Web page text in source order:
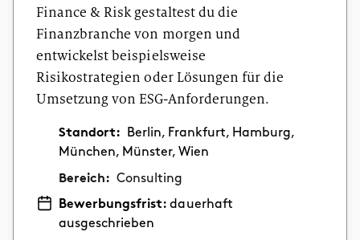
Finance & Risk gestaltest du die
Finanzbranche von morgen und
entwickelst beispielsweise
Risikostrategien oder Lösungen für die
Umsetzung von ESG-Anforderungen.
Standort:
Berlin, Frankfurt, Hamburg,
München, Münster, Wien
Bereich: Consulting
Bewerbungsfrist:dauerhaft
ausgeschrieben